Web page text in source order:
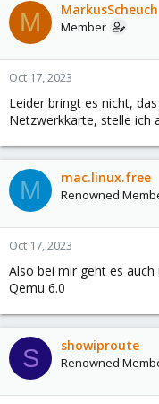
M MarkusScheuch
Member
Oct 17, 2023
Leider bringt es nicht,
Netzwerkkarte, stelle ich
M mac.linux.free
Renowned
Oct 17, 2023
Also bei mir geht es
Qemu 6.0
S showiproute
Renowned